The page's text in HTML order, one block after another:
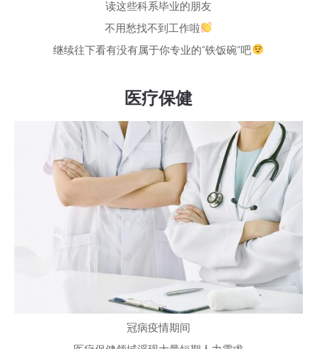
读这些科系毕业的朋友
不用愁找不到工作啦
继续往下看有没有属于你专业的“铁饭碗”吧
医疗保健
冠病疫情期间